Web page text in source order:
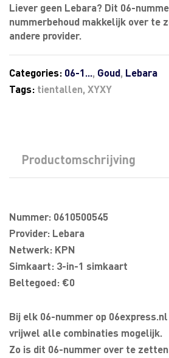
Liever geen Lebara? Dit 06-
nummerbehoud makkelijk over te
andere provider.
Categories: 06-1..., Goud, Lebara
Tags: tientallen, XYXY
Productomschrijving
Nummer: 0610500545
Provider: Lebara
Netwerk: KPN
Simkaart: 3-in-1 simkaart
Beltegoed: €0
Bij elk 06-nummer op
vrijwel alle combinaties mogelijk.
Zo is dit 06-nummer over te